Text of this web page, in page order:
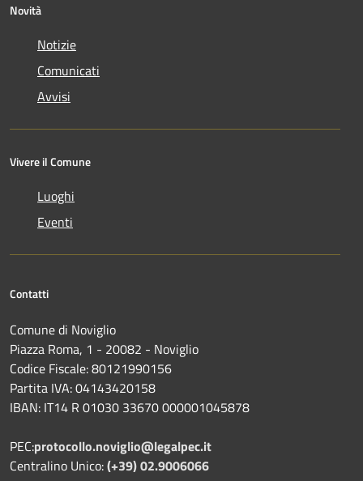
Novità
Notizie
Comunicati
Avvisi
Vivere il Comune
Luoghi
Eventi
Contatti
Comune di Noviglio
Piazza Roma, 1 - 20082 - Noviglio
Codice Fiscale: 80121990156
Partita IVA: 04143420158
IBAN: IT14 R 01030 33670 000001045878
PEC:protocollo.noviglio@legalpec.it
Centralino Unico:(+39) 02.9006066